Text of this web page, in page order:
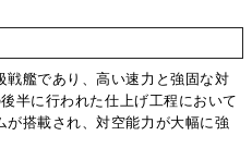
戦艦であり、高い速力と強固な対
半に行われた仕上げ工程において
が搭載され、対空能力が大幅に強